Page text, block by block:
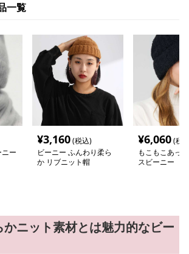
一覧
ー
¥3,160(税込)
ビーニー ふんわり柔ら
か リブニット帽
¥6,060(税
もこもこあっ
スビーニー
ニット素材とは魅力的なビー